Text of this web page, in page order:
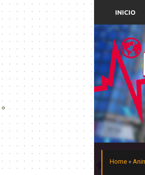
INICIO
Home »